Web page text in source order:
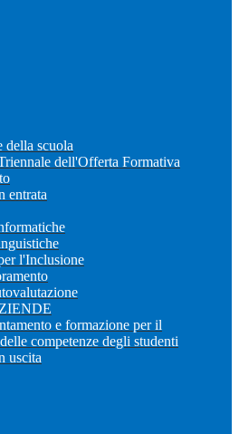
della scuola
dell'Offerta Formativa
entrata
l'Inclusione
e formazione per il
competenze degli studenti
uscita